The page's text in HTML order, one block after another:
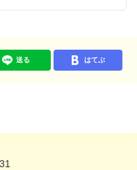
送る はてぶ